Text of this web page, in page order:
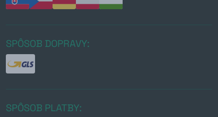
SPÔSOB DOPRAVY:
SPÔSOB PLATBY: